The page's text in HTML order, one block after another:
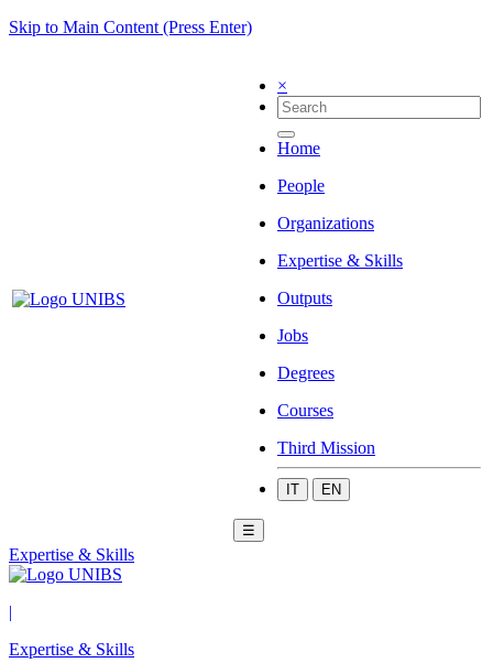
Skip to Main Content (Press Enter)
×
Home
People
Organizations
Expertise & Skills
Outputs
Jobs
Degrees
Courses
Third Mission
IT EN
☰
Expertise & Skills
|
Expertise & Skills